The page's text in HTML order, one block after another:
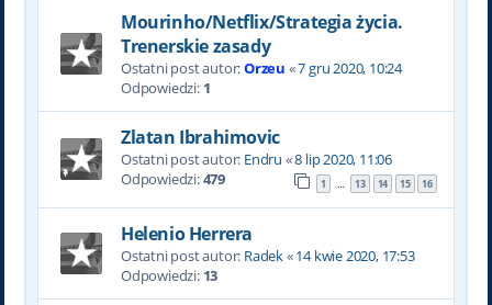
Mourinho/Netflix/Strategia życia.
Trenerskie zasady
Ostatni post autor:Orzeu «7 gru 2020, 10:24
Odpowiedzi: 1
Zlatan Ibrahimovic
Ostatni post autor: Endru «8 lip 2020, 11:06
Odpowiedzi:479 1 … 13 14 15 16
Helenio Herrera
Ostatni post autor: Radek«14 kwie 2020, 17:53
Odpowiedzi: 13